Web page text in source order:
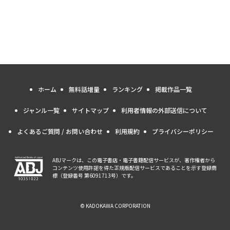
ホーム 無料話増量 ランキング 掲載作品一覧
ジャンル一覧 サイトマップ 利用者情報の外部送信について
よくあるご質問 / お問い合わせ 利用規約 プライバシーポリシー
ABJマークは、この電子書店・電子書籍配信サービスが、著作権者から
コンテンツ使用許諾を得た正規版配信サービスであることを示す登録商
標（登録番号 第6091713号）です。
© KADOKAWA CORPORATION